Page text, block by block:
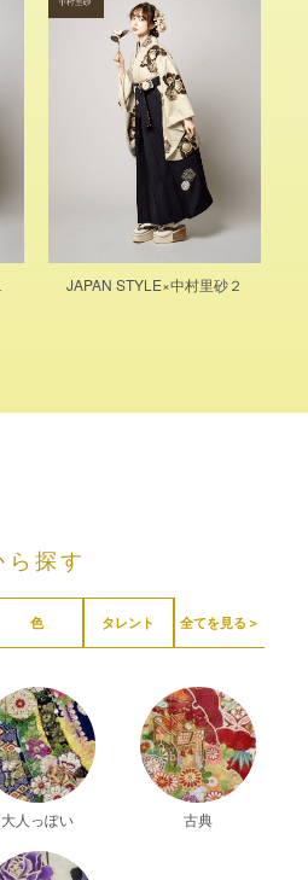
JAPAN STYLE×中村里砂２
ら探す
色 タレント 全てを見る＞
大人っぽい 古典